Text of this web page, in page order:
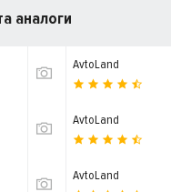
аналоги
AvtoLand
AvtoLand
AvtoLand